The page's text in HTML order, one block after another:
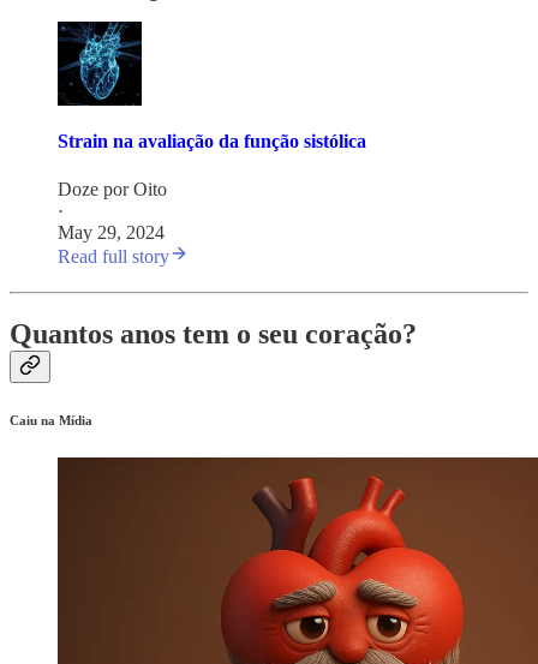
Strain na avaliação da função sistólica
Doze por Oito
·
May 29, 2024
Read full story
Quantos anos tem o seu coração?
Caiu na Mídia